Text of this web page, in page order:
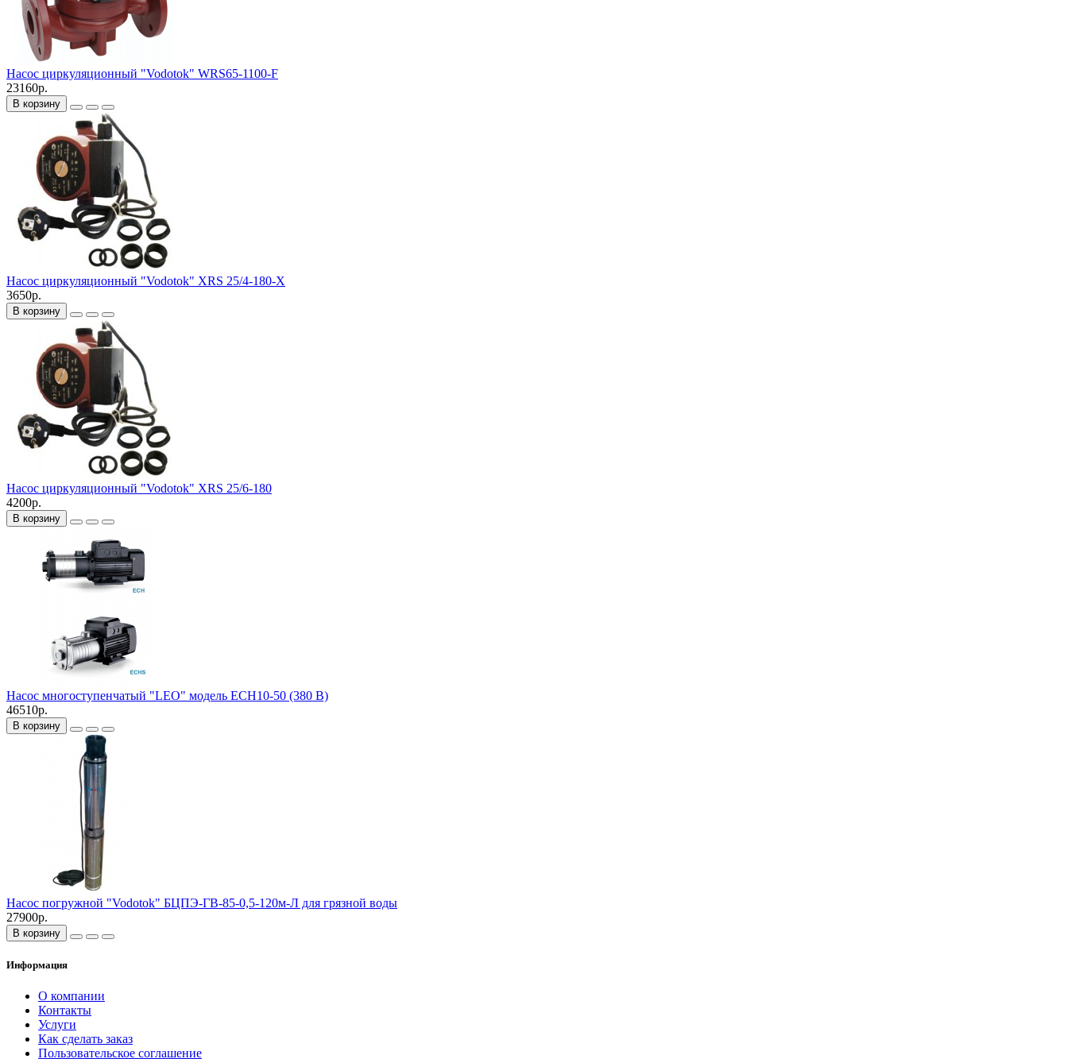
Насос циркуляционный "Vodotok" WRS65-1100-F
23160р.
В корзину
Насос циркуляционный "Vodotok" XRS 25/4-180-X
3650р.
В корзину
Насос циркуляционный "Vodotok" XRS 25/6-180
4200р.
В корзину
Насос многоступенчатый "LEO" модель ECH10-50 (380 В)
46510р.
В корзину
Насос погружной "Vodotok" БЦПЭ-ГВ-85-0,5-120м-Л для грязной воды
27900р.
В корзину
Информация
О компании
Контакты
Услуги
Как сделать заказ
Пользовательское соглашение